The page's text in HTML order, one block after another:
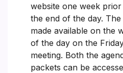
website one week
the end of the day.
made available on the
of the day on the
meeting. Both the
packets can be